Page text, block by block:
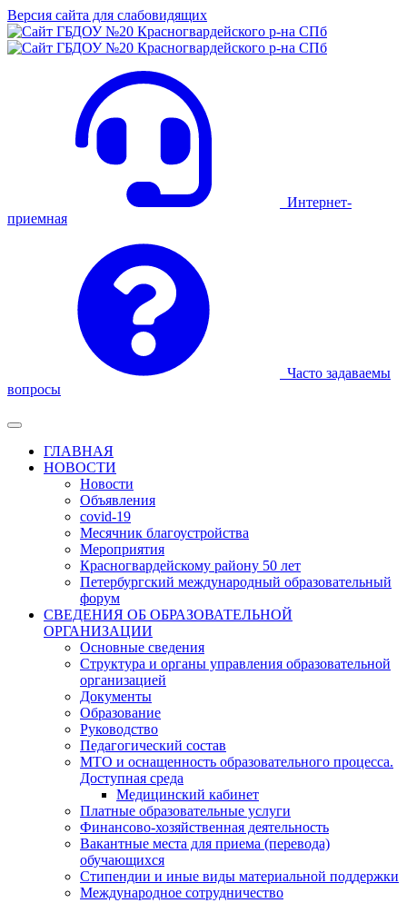
Версия сайта для слабовидящих
Интернет-
приемная
Часто задаваемы
вопросы
ГЛАВНАЯ
НОВОСТИ
Новости
Объявления
covid-19
Месячник благоустройства
Мероприятия
Красногвардейскому району 50 лет
Петербургский международный образовательный
форум
СВЕДЕНИЯ ОБ ОБРАЗОВАТЕЛЬНОЙ
ОРГАНИЗАЦИИ
Основные сведения
Структура и органы управления образовательной
организацией
Документы
Образование
Руководство
Педагогический состав
МТО и оснащенность образовательного процесса.
Доступная среда
Медицинский кабинет
Платные образовательные услуги
Финансово-хозяйственная деятельность
Вакантные места для приема (перевода)
обучающихся
Стипендии и иные виды материальной поддержки
Международное сотрудничество